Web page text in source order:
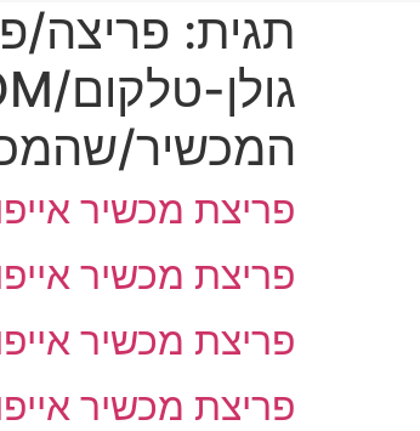
תגית:
המכשיר/
פריצת מכשיר אייפון 6 פלוס נעול לשימוש
פריצת מכשיר אייפון 6 פלוס נעול לשימוש בארץ – מעבדה
פריצת מכשיר אייפון 6 פלוס נעול לשימוש בארץ – מעבדה
פריצת מכשיר אייפון 6 פלוס נעול לשימוש בארץ – מעבדה